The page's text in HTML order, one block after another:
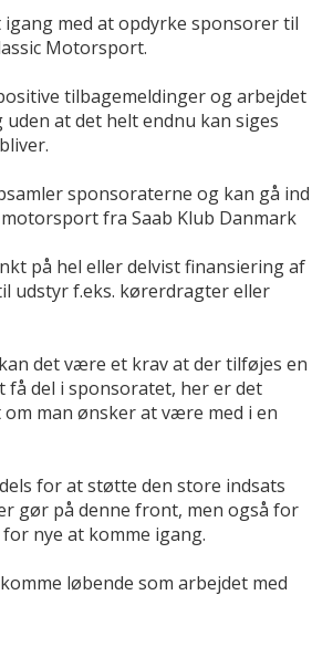
med at opdyrke sponsorer til
Motorsport.
tilbagemeldinger og arbejdet
at det helt endnu kan siges
sponsoraterne og kan gå ind
fra Saab Klub Danmark
på hel eller delvist finansiering af
udstyr f.eks. kørerdragter eller
det være et krav at der tilføjes en
få del i sponsoratet, her er det
man ønsker at være med i en
for at støtte den store indsats
gør på denne front, men også for
nye at komme igang.
løbende som arbejdet med